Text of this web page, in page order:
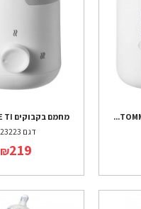
מחמם בקבוקים TOMMEE TI...
דגם 423223
₪219